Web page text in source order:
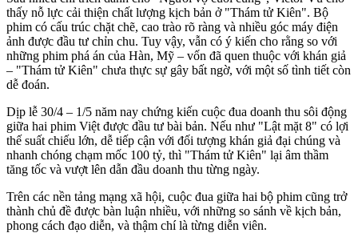
thấy nỗ lực cải thiện chất lượng kịch bản ở "Thám tử Kiên". Bộ
phim có cấu trúc chặt chẽ, cao trào rõ ràng và nhiều góc máy điện
ảnh được đầu tư chỉn chu. Tuy vậy, vẫn có ý kiến cho rằng so với
những phim phá án của Hàn, Mỹ – vốn đã quen thuộc với khán giả
– "Thám tử Kiên" chưa thực sự gây bất ngờ, với một số tình tiết còn
dễ đoán.
Dịp lễ 30/4 – 1/5 năm nay chứng kiến cuộc đua doanh thu sôi động
giữa hai phim Việt được đầu tư bài bản. Nếu như "Lật mặt 8" có lợi
thế suất chiếu lớn, dễ tiếp cận với đối tượng khán giả đại chúng và
nhanh chóng chạm mốc 100 tỷ, thì "Thám tử Kiên" lại âm thầm
tăng tốc và vượt lên dẫn đầu doanh thu từng ngày.
Trên các nền tảng mạng xã hội, cuộc đua giữa hai bộ phim cũng trở
thành chủ đề được bàn luận nhiều, với những so sánh về kịch bản,
phong cách đạo diễn, và thậm chí là từng diễn viên.